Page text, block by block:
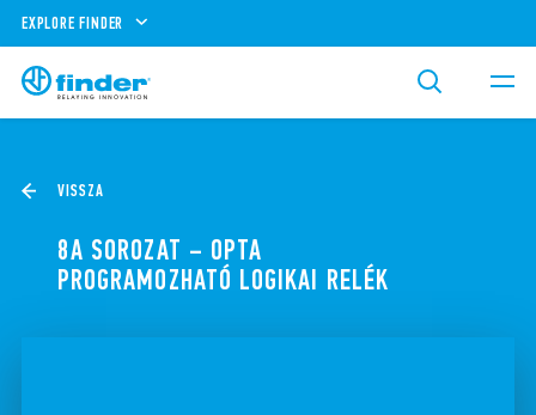
EXPLORE FINDER
VISSZA
8A SOROZAT – OPTA
PROGRAMOZHATÓ LOGIKAI RELÉK